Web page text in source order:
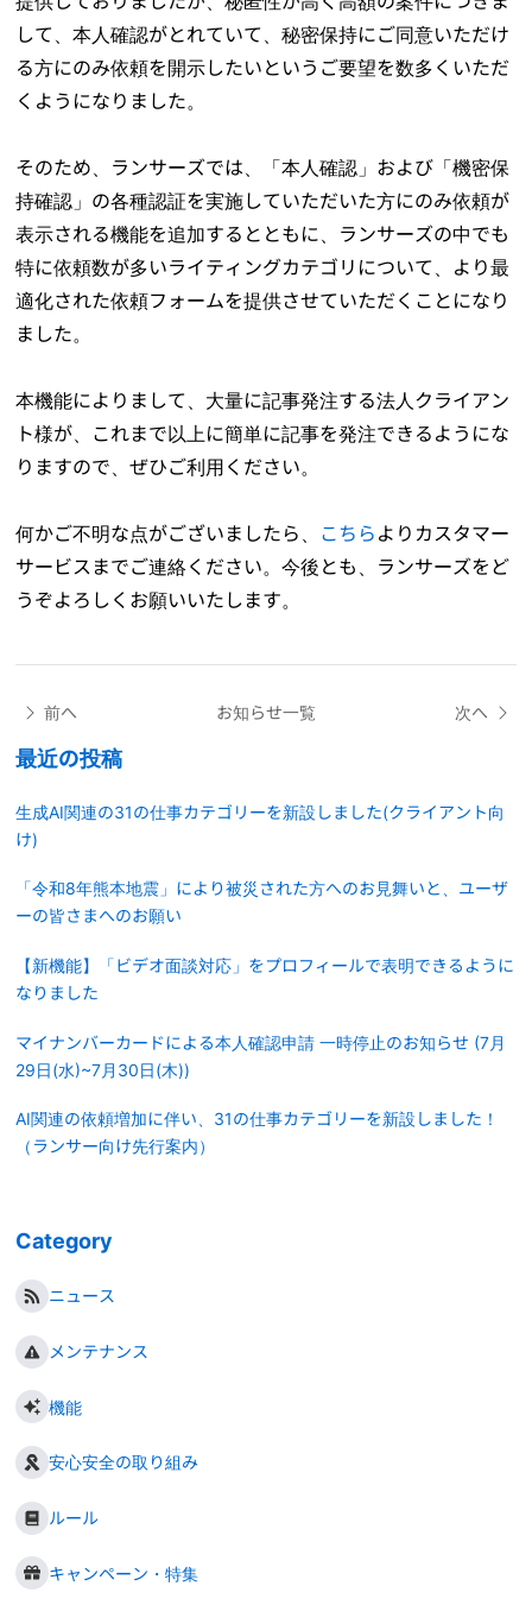
して、本人確認がとれていて、秘密保持にご同意いただけ
る方にのみ依頼を開示したいというご要望を数多くいただ
くようになりました。
そのため、ランサーズでは、「本人確認」および「機密保
持確認」の各種認証を実施していただいた方にのみ依頼が
表示される機能を追加するとともに、ランサーズの中でも
特に依頼数が多いライティングカテゴリについて、より最
適化された依頼フォームを提供させていただくことになり
ました。
本機能によりまして、大量に記事発注する法人クライアン
ト様が、これまで以上に簡単に記事を発注できるようにな
りますので、ぜひご利用ください。
何かご不明な点がございましたら、 こちら よりカスタマー
サービスまでご連絡ください。今後とも、ランサーズをど
うぞよろしくお願いいたします。
前へ お知らせ一覧 次へ
最近の投稿
生成AI関連の31の仕事カテゴリーを新設しました(クライアント向
け)
「令和8年熊本地震」により被災された方へのお見舞いと、ユーザ
ーの皆さまへのお願い
【新機能】「ビデオ面談対応」をプロフィールで表明できるように
なりました
マイナンバーカードによる本人確認申請 一時停止のお知らせ (7月
29日(水)~7月30日(木))
AI関連の依頼増加に伴い、31の仕事カテゴリーを新設しました！
（ランサー向け先行案内）
Category
ニュース
メンテナンス
機能
安心安全の取り組み
ルール
キャンペーン・特集